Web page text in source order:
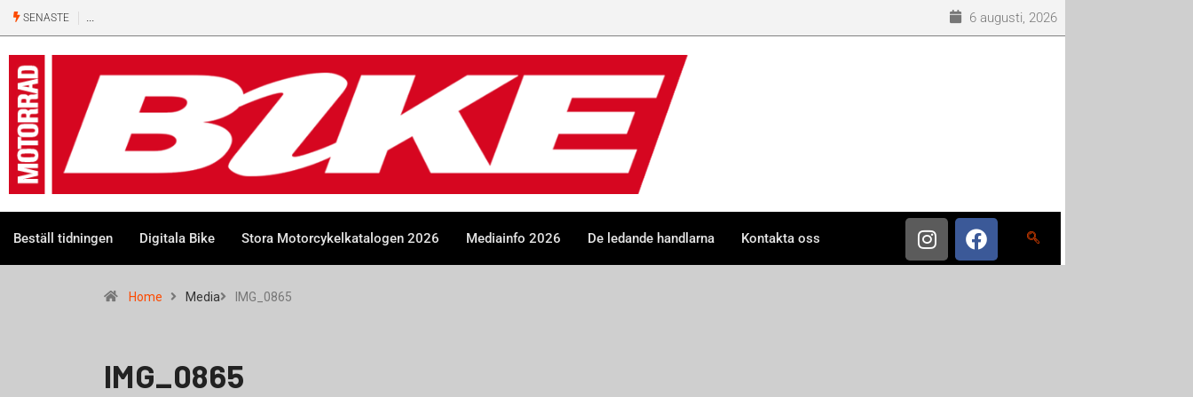
SENASTE 6 augusti, 2026
Beställ tidningen Digitala Bike Stora Motorcykelkatalogen 2026 Mediainfo 2026 De ledande handlarna Kontakta oss
Home Media IMG_0865
IMG_0865